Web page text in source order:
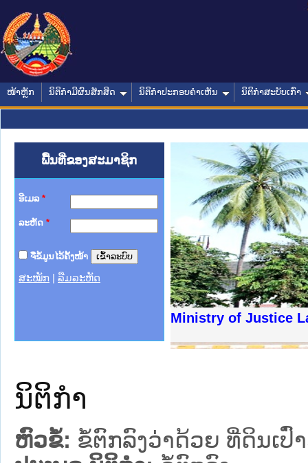
ໜ້າຫຼັກ ນິຕິກໍາມີຜົນສັກສິດ ນິຕິກໍາປະກອບຄໍາເຫັນ ນິຕິກໍາສະບັບເກົ່າ
ພື້ນທີ່ຂອງສະມາຊິກ
ອີເມລ *
ລະຫັດ *
ຈື່ຂໍ້ມູນໄວ້ຄັ້ງໜ້າ
ສະໝັກ ລືມລະຫັດ
Ministry of Justice
ຊາຊົນ ພາກເໜືອ
ການ
ກາງ
ກໃຕ້
ນຕຳຫຼວດປະຊາຊົນ
ສັນຕິບານປະຊາຊົນ
ກເໜືອ
ຊາຊົນ ພາກກາງ
ນິຕິກໍາ
ຫົວຂໍ້: ຂໍ້ຕົກລົງວ່າດ້ວຍ ທີ່ດິນເປົ່